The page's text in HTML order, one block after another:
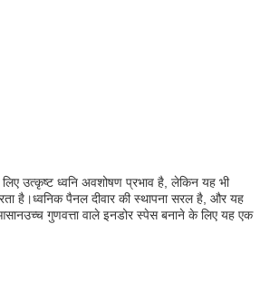
उत्कृष्ट ध्वनि अवशोषण प्रभाव है, लेकिन यह भी
है।ध्वनिक पैनल दीवार की स्थापना सरल है, और यह
गुणवत्ता वाले इनडोर स्पेस बनाने के लिए यह एक